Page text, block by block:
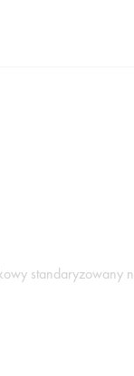
standaryzowany